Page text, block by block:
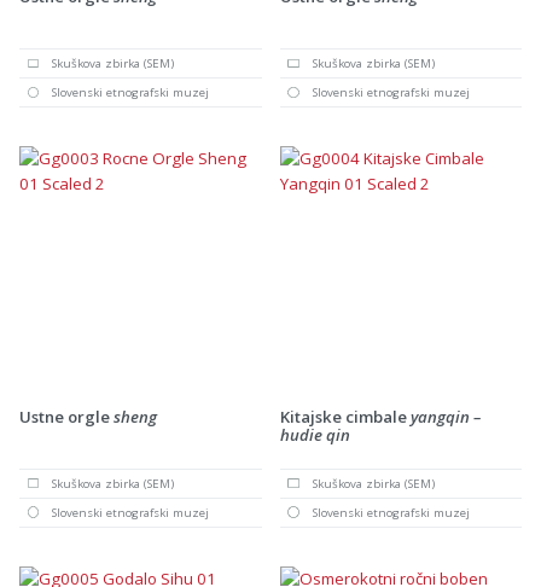
Skuškova zbirka (SEM)
Slovenski etnografski muzej
Skuškova zbirka (SEM)
Slovenski etnografski muzej
Ustne orglesheng
Skuškova zbirka (SEM)
Slovenski etnografski muzej
Kitajske cimbaleyangqin –
hudie qin
Skuškova zbirka (SEM)
Slovenski etnografski muzej